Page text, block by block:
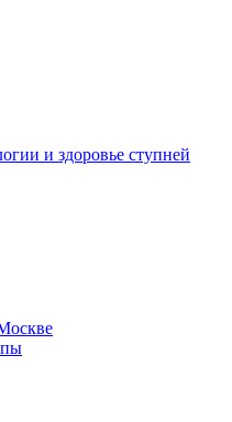
и здоровье ступней